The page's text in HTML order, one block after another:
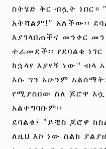
ስትሄድ ቅር ብሏት ነበር።
አትሻልም!" አለችው፡፡
እያገላበጠችና መንቀር
ተራመደች፡፡ የደባልቄ
ከኋላየ እያየኝ ነው'' ብላ
እሱ ግን አሁንም
የሚያስበው ስለ ጆሮዋ እሷ
አልተግባቡም፡፡
ደባልቄ፤ "ይቺስ ጆሮዋ
ለዚህ እኮ ነው ስልክ